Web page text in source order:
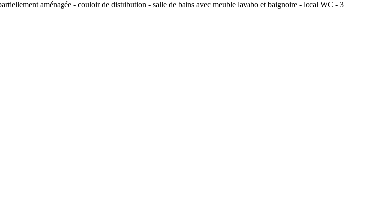
aménagée - couloir de distribution - salle de bains avec meuble lavabo et baignoire - local WC - 3